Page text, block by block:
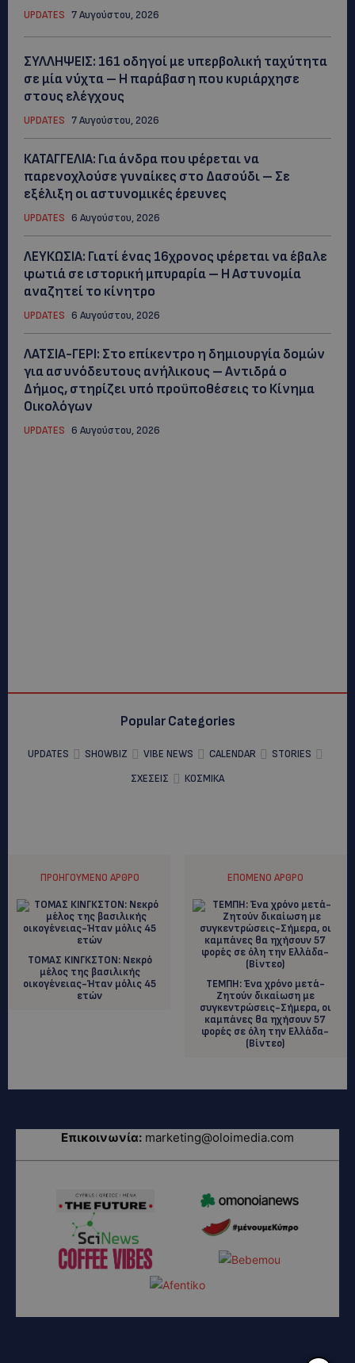
UPDATES 7 Αυγούστου, 2026
ΣΥΛΛΗΨΕΙΣ: 161 οδηγοί με υπερβολική ταχύτητα
σε μία νύχτα – Η παράβαση που κυριάρχησε
στους ελέγχους
UPDATES 7 Αυγούστου, 2026
ΚΑΤΑΓΓΕΛΙΑ: Για άνδρα που φέρεται να
παρενοχλούσε γυναίκες στο Δασούδι – Σε
εξέλιξη οι αστυνομικές έρευνες
UPDATES 6 Αυγούστου, 2026
ΛΕΥΚΩΣΙΑ: Γιατί ένας 16χρονος φέρεται να έβαλε
φωτιά σε ιστορική μπυραρία – Η Αστυνομία
αναζητεί το κίνητρο
UPDATES 6 Αυγούστου, 2026
ΛΑΤΣΙΑ-ΓΕΡΙ: Στο επίκεντρο η δημιουργία δομών
για ασυνόδευτους ανήλικους – Αντιδρά ο
Δήμος, στηρίζει υπό προϋποθέσεις το Κίνημα
Οικολόγων
UPDATES 6 Αυγούστου, 2026
Popular Categories
UPDATES SHOWBIZ VIBE NEWS CALENDAR
STORIES
ΣΧΕΣΕΙΣ
ΚΟΣΜΙΚΑ
ΠΡΟΗΓΟΎΜΕΝΟ ΆΡΘΡΟ
ΤΟΜΑΣ ΚΙΝΓΚΣΤΟΝ: Νεκρό
μέλος της βασιλικής
οικογένειας-Ήταν μόλις 45
ετών
ΕΠΌΜΕΝΟ ΆΡΘΡΟ
TEMΠΗ: Ένα χρόνο μετά-
Ζητούν δικαίωση με
συγκεντρώσεις-Σήμερα, οι
καμπάνες θα ηχήσουν 57
φορές σε όλη την Ελλάδα-
(Βίντεο)
Επικοινωνία: marketing@oloimedia.com